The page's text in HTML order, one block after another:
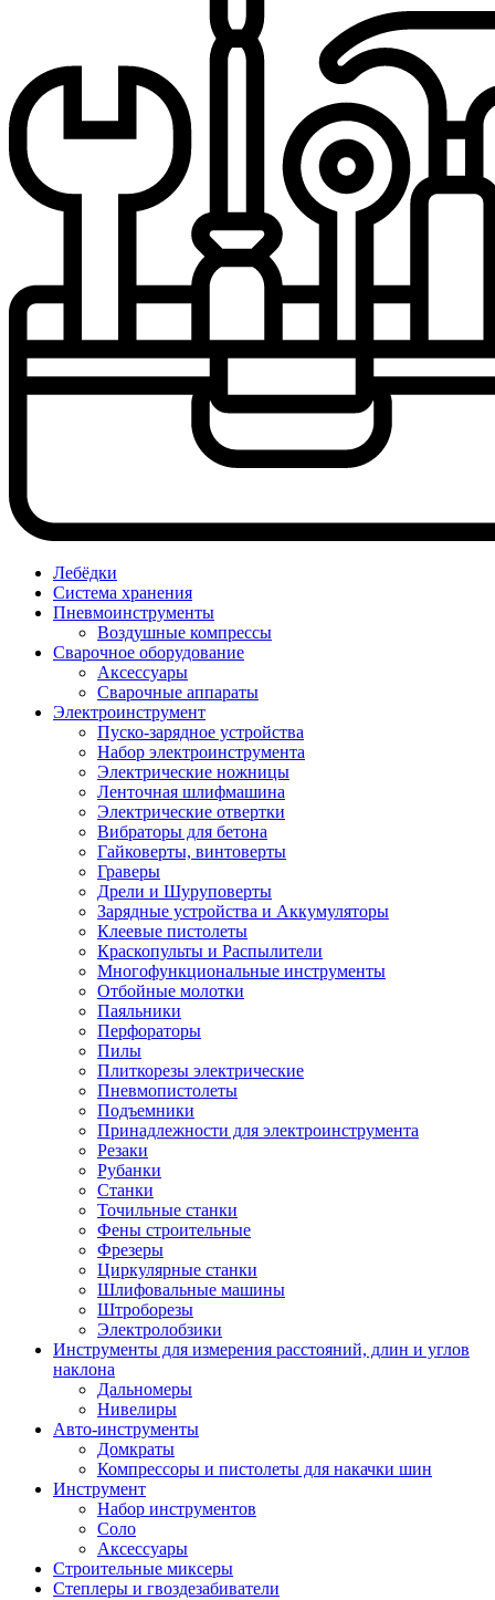
Лебёдки
Система хранения
Пневмоинструменты
Воздушные компрессы
Сварочное оборудование
Аксессуары
Сварочные аппараты
Электроинструмент
Пуско-зарядное устройства
Набор электроинструмента
Электрические ножницы
Ленточная шлифмашина
Электрические отвертки
Вибраторы для бетона
Гайковерты, винтоверты
Граверы
Дрели и Шуруповерты
Зарядные устройства и Аккумуляторы
Клеевые пистолеты
Краскопульты и Распылители
Многофункциональные инструменты
Отбойные молотки
Паяльники
Перфораторы
Пилы
Плиткорезы электрические
Пневмопистолеты
Подъемники
Принадлежности для электроинструмента
Резаки
Рубанки
Станки
Точильные станки
Фены строительные
Фрезеры
Циркулярные станки
Шлифовальные машины
Штроборезы
Электролобзики
Инструменты для измерения расстояний, длин и углов
наклона
Дальномеры
Нивелиры
Авто-инструменты
Домкраты
Компрессоры и пистолеты для накачки шин
Инструмент
Набор инструментов
Соло
Аксессуары
Строительные миксеры
Степлеры и гвоздезабиватели